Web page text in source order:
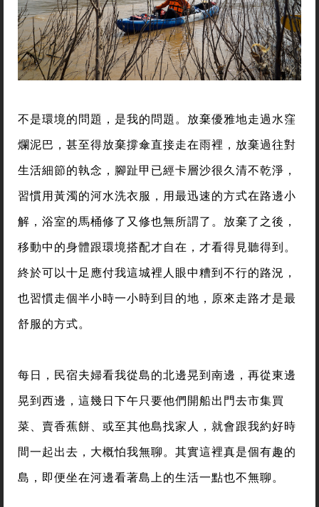
不是環境的問題，是我的問題。放棄優雅地走過水窪
爛泥巴，甚至得放棄撐傘直接走在雨裡，放棄過往對
生活細節的執念，腳趾甲已經卡層沙很久清不乾淨，
習慣用黃濁的河水洗衣服，用最迅速的方式在路邊小
解，浴室的馬桶修了又修也無所謂了。放棄了之後，
移動中的身體跟環境搭配才自在，才看得見聽得到。
終於可以十足應付我這城裡人眼中糟到不行的路況，
也習慣走個半小時一小時到目的地，原來走路才是最
舒服的方式。
每日，民宿夫婦看我從島的北邊晃到南邊，再從東邊
晃到西邊，這幾日下午只要他們開船出門去市集買
菜、賣香蕉餅、或至其他島找家人，就會跟我約好時
間一起出去，大概怕我無聊。其實這裡真是個有趣的
島，即便坐在河邊看著島上的生活一點也不無聊。